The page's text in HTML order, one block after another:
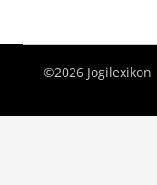
©2026 Jogilexikon